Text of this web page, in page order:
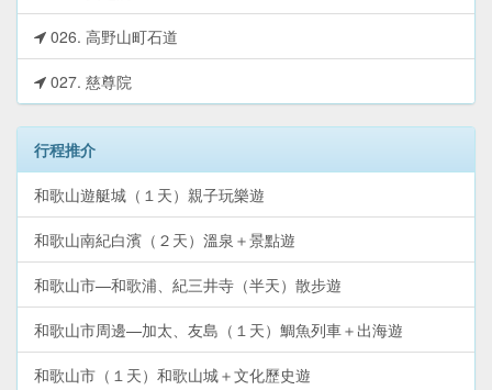
026. 高野山町石道
027. 慈尊院
行程推介
和歌山遊艇城（１天）親子玩樂遊
和歌山南紀白濱（２天）溫泉＋景點遊
和歌山市—和歌浦、紀三井寺（半天）散步遊
和歌山市周邊—加太、友島（１天）鯛魚列車＋出海遊
和歌山市（１天）和歌山城＋文化歷史遊